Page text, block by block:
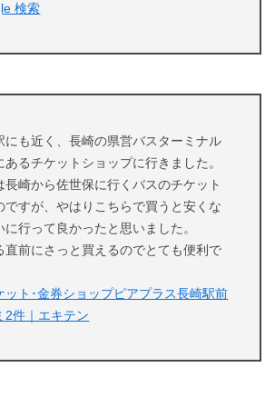
検索
にも近く、長崎の県営バスターミナル
あるチケットショップに行きました。
長崎から佐世保に行くバスのチケット
ですが、やはりこちらで買うと安くな
に行って良かったと思いました。
直前にさっと買えるのでとても便利で
ット･金券ショップピアプラス長崎駅前
2件｜エキテン